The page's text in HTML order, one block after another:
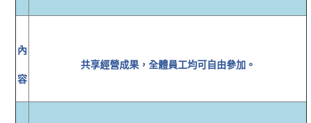
內
容
共享經營成果，全體員工均可自由參加。